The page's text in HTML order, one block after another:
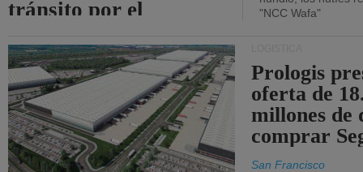
tránsito por el
"NCC Wafa"
Prologis
oferta de
millones de
comprar
San Francisco